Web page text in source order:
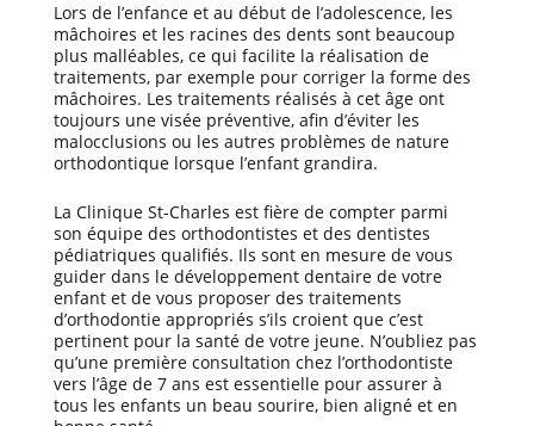
Lors de l’enfance et au début de l’adolescence, les
mâchoires et les racines des dents sont beaucoup
plus malléables, ce qui facilite la réalisation de
traitements, par exemple pour corriger la forme des
mâchoires. Les traitements réalisés à cet âge ont
toujours une visée préventive, afin d’éviter les
malocclusions ou les autres problèmes de nature
orthodontique lorsque l’enfant grandira.
La Clinique St-Charles est fière de compter parmi
son équipe des orthodontistes et des dentistes
pédiatriques qualifiés. Ils sont en mesure de vous
guider dans le développement dentaire de votre
enfant et de vous proposer des traitements
d’orthodontie appropriés s’ils croient que c’est
pertinent pour la santé de votre jeune. N’oubliez pas
qu’une première consultation chez l’orthodontiste
vers l’âge de 7 ans est essentielle pour assurer à
tous les enfants un beau sourire, bien aligné et en